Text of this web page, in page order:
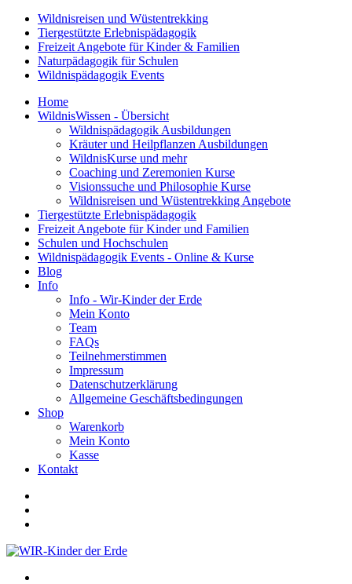
Wildnisreisen und Wüstentrekking
Tiergestützte Erlebnispädagogik
Freizeit Angebote für Kinder & Familien
Naturpädagogik für Schulen
Wildnispädagogik Events
Home
WildnisWissen - Übersicht
Wildnispädagogik Ausbildungen
Kräuter und Heilpflanzen Ausbildungen
WildnisKurse und mehr
Coaching und Zeremonien Kurse
Visionssuche und Philosophie Kurse
Wildnisreisen und Wüstentrekking Angebote
Tiergestützte Erlebnispädagogik
Freizeit Angebote für Kinder und Familien
Schulen und Hochschulen
Wildnispädagogik Events - Online & Kurse
Blog
Info
Info - Wir-Kinder der Erde
Mein Konto
Team
FAQs
Teilnehmerstimmen
Impressum
Datenschutzerklärung
Allgemeine Geschäftsbedingungen
Shop
Warenkorb
Mein Konto
Kasse
Kontakt